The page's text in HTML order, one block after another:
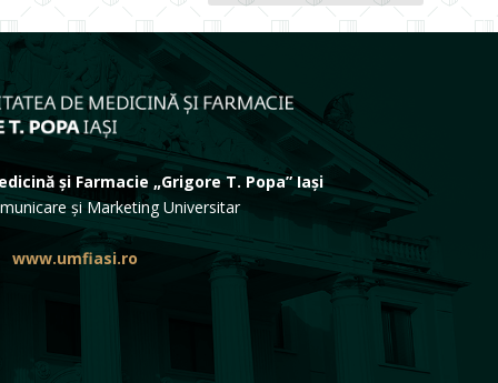
și Farmacie „Grigore T. Popa” Iași
și Marketing Universitar
www.umfiasi.ro